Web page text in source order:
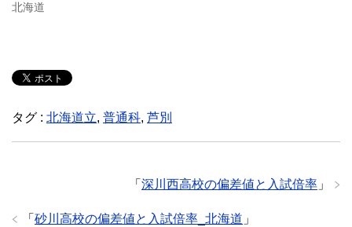
北海道
タグ : 北海道立, 普通科, 芦別
「 深川西高校の偏差値と入試倍率 」
「 砂川高校の偏差値と入試倍率_北海道 」